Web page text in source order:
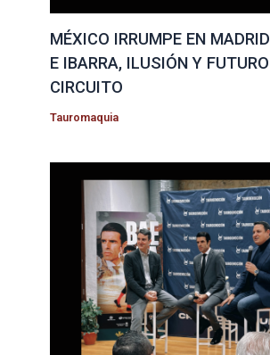
MÉXICO IRRUMPE EN
E IBARRA, ILUSIÓN Y
CIRCUITO
Tauromaquia